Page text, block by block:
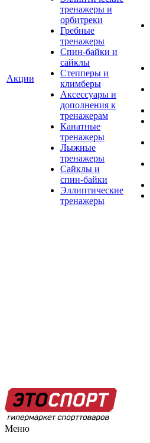
Акции
тренажеры и
орбитреки
Гребные
тренажеры
Спин-байки и
сайклы
Степперы и
климберы
Аксессуары и
дополнения к
тренажерам
Канатные
тренажеры
Лыжные
тренажеры
Сайклы и
спин-байки
Эллиптические
тренажеры
Меню